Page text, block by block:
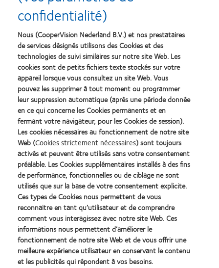
Lentilles de contact : délais de livraison
plus longs que d’habitude pour les
lentilles MTO (made to order) de
CooperVision jusqu’au 30 avril
CooperVision est passé à un nouveau système ERP.
Cela peut avoir un impact sur les livraisons de vos
lentilles de contact MTO habituelles :
Les commandes de lentilles de contact MTO
passées en mars et avril ont un délai de livraison
estimé de15 à 20 jours ouvrables
Les commandes de lentilles de contact MTO
confidentialité)
Nous (CooperVision Nederland B.V.) et nos prestataires
de services désignés utilisons des Cookies et des
technologies de suivi similaires sur notre site Web. Les
cookies sont de petits fichiers texte stockés sur votre
appareil lorsque vous consultez un site Web. Vous
pouvez les supprimer à tout moment ou programmer
leur suppression automatique (après une période donnée
en ce qui concerne les Cookies permanents et en
fermant votre navigateur, pour les Cookies de session).
Les cookies nécessaires au fonctionnement de notre site
Web (Cookies strictement nécessaires) sont toujours
activés et peuvent être utilisés sans votre consentement
préalable. Les Cookies supplémentaires installés à des fins
de performance, fonctionnelles ou de ciblage ne sont
utilisés que sur la base de votre consentement explicite.
Ces types de Cookies nous permettent de vous
reconnaitre en tant qu’utilisateur et de comprendre
comment vous interagissez avec notre site Web. Ces
informations nous permettent d’améliorer le
fonctionnement de notre site Web et de vous offrir une
meilleure expérience utilisateur en conservant le contenu
et les publicités qui répondent à vos besoins.